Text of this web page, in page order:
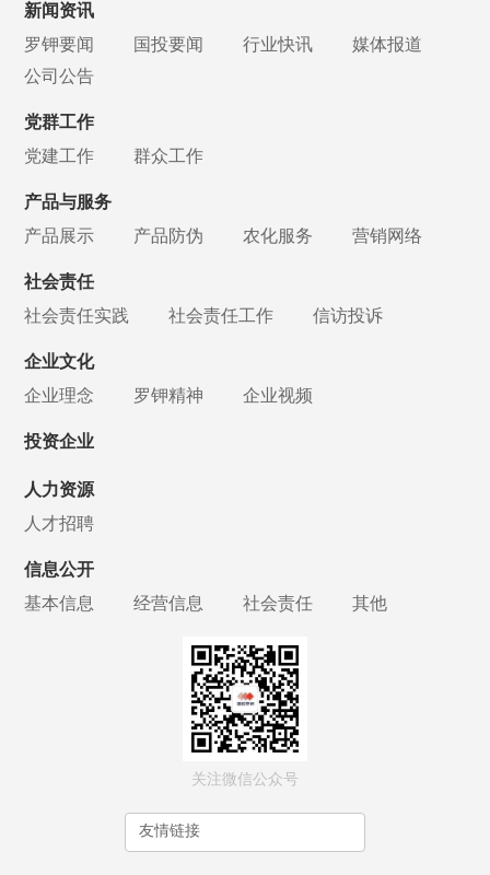
新闻资讯
罗钾要闻
国投要闻 行业快讯
媒体报道
公司公告
党群工作
党建工作
群众工作
产品与服务
产品展示
产品防伪 农化服务 营销网络
社会责任
社会责任实践
社会责任工作 信访投诉
企业文化
企业理念
罗钾精神 企业视频
投资企业
人力资源
人才招聘
信息公开
基本信息
经营信息 社会责任 其他
关注微信公众号
友情链接